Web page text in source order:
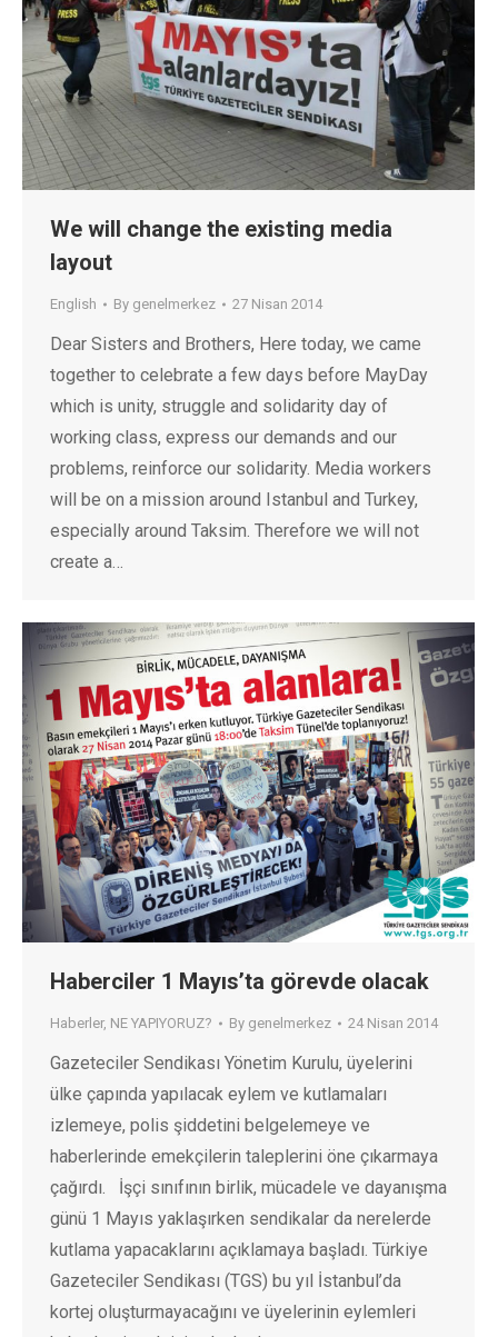
We will change the existing media
layout
English By genelmerkez 27 Nisan 2014
Dear Sisters and Brothers, Here today, we came
together to celebrate a few days before MayDay
which is unity, struggle and solidarity day of
working class, express our demands and our
problems, reinforce our solidarity. Media workers
will be on a mission around Istanbul and Turkey,
especially around Taksim. Therefore we will not
create a…
Haberciler 1 Mayıs’ta görevde olacak
Haberler, NE YAPIYORUZ? By genelmerkez 24 Nisan 2014
Gazeteciler Sendikası Yönetim Kurulu, üyelerini
ülke çapında yapılacak eylem ve kutlamaları
izlemeye, polis şiddetini belgelemeye ve
haberlerinde emekçilerin taleplerini öne çıkarmaya
çağırdı. İşçi sınıfının birlik, mücadele ve dayanışma
günü 1 Mayıs yaklaşırken sendikalar da nerelerde
kutlama yapacaklarını açıklamaya başladı. Türkiye
Gazeteciler Sendikası (TGS) bu yıl İstanbul’da
kortej oluşturmayacağını ve üyelerinin eylemleri